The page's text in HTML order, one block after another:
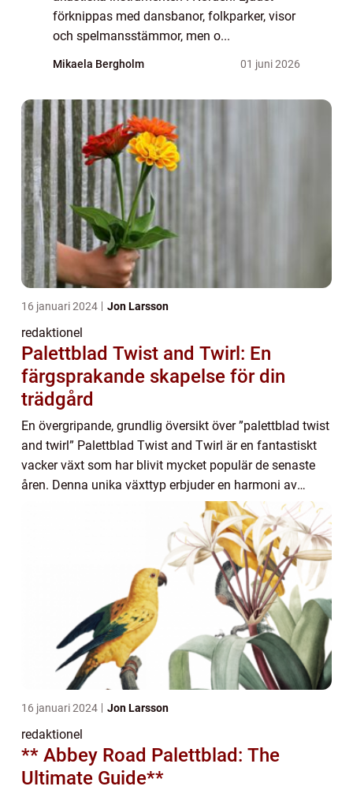
förknippas med dansbanor, folkparker, visor
och spelmansstämmor, men o...
Mikaela Bergholm 01 juni 2026
16 januari 2024 Jon Larsson
redaktionel
Palettblad Twist and Twirl: En
färgsprakande skapelse för din
trädgård
En övergripande, grundlig översikt över ”palettblad twist
and twirl” Palettblad Twist and Twirl är en fantastiskt
vacker växt som har blivit mycket populär de senaste
åren. Denna unika växttyp erbjuder en harmoni av
16 januari 2024 Jon Larsson
redaktionel
** Abbey Road Palettblad: The
Ultimate Guide**